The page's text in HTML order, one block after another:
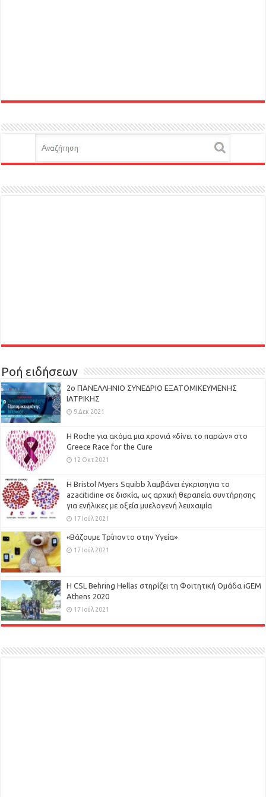
Ροή ειδήσεων
2ο ΠΑΝΕΛΛΗΝΙΟ ΣΥΝΕΔΡΙΟ ΕΞΑΤΟΜΙΚΕΥΜΕΝΗΣ
ΙΑΤΡΙΚΗΣ
9 Δεκ 2021
H Roche για ακόμα μια χρονιά «δίνει το παρών» στο
Greece Race for the Cure
12 Οκτ 2021
Η Bristol Myers Squibb λαμβάνει έγκρισηγια το
azacitidine σε δισκία, ως αρχική θεραπεία συντήρησης
για ενήλικες με οξεία μυελογενή λευχαιμία
17 Ιούλ 2021
«Βάζουμε Τρίποντο στην Υγεία»
17 Ιούλ 2021
H CSL Behring Hellas στηρίζει τη Φοιτητική Ομάδα iGEM
Athens 2020
17 Ιούλ 2021